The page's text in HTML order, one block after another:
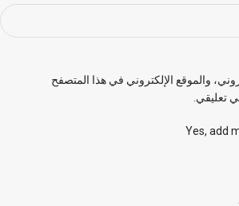
والموقع الإلكتروني في هذا المتصفح
تعليقي.